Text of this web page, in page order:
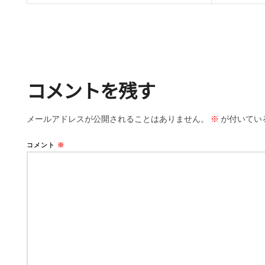
コメントを残す
メールアドレスが公開されることはありません。 ※ が付いてい
コメント ※